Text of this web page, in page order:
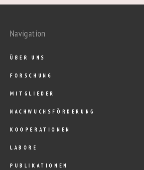
Navigation
ÜBER UNS
FORSCHUNG
MITGLIEDER
NACHWUCHSFÖRDERUNG
KOOPERATIONEN
LABORE
PUBLIKATIONEN